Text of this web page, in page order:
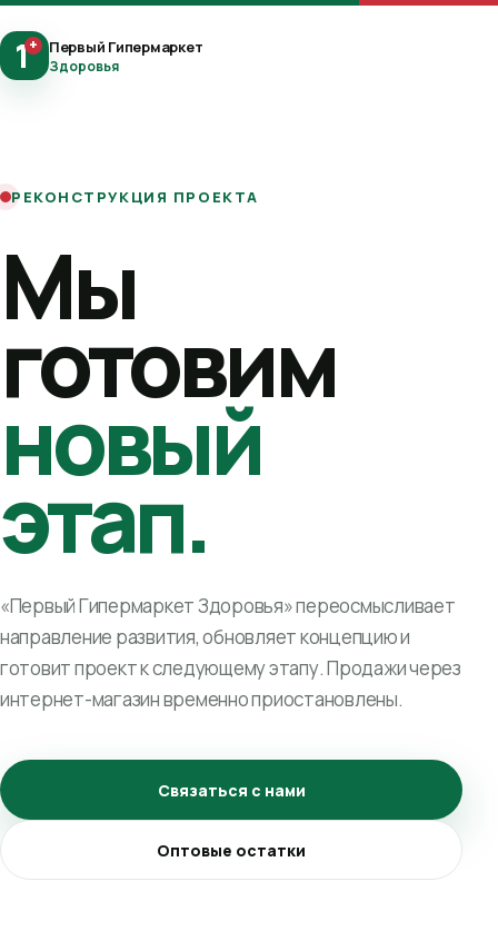
1+ Первый Гипермаркет
Здоровья
РЕКОНСТРУКЦИЯ ПРОЕКТА
Мы
готовим
новый
этап.
«Первый Гипермаркет Здоровья» переосмысливает
направление развития, обновляет концепцию и
готовит проект к следующему этапу. Продажи через
интернет-магазин временно приостановлены.
Связаться с нами
Оптовые остатки